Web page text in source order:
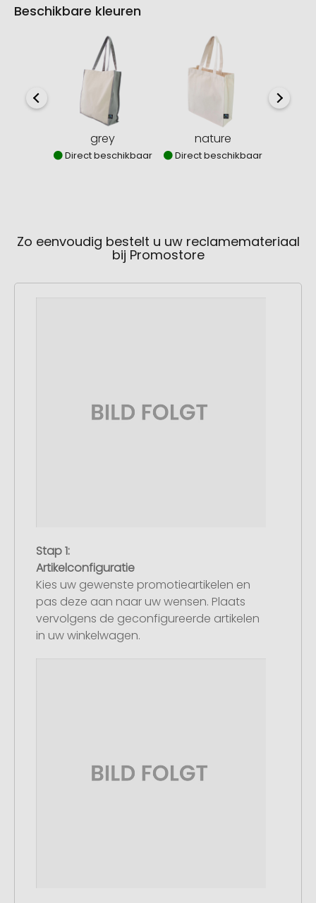
Beschikbare kleuren
grey
Direct beschikbaar
nature
Direct beschikbaar
Zo eenvoudig bestelt u uw reclamemateriaal
bij Promostore
Stap 1:
Artikelconfiguratie
Kies uw gewenste promotieartikelen en
pas deze aan naar uw wensen. Plaats
vervolgens de geconfigureerde artikelen
in uw winkelwagen.